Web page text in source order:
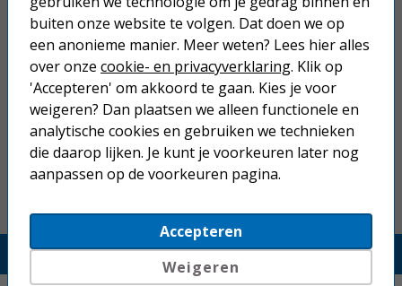
Op werkdagen voor 22:30 uur besteld, morgen in huis.
Superscherpe prijzen!
Niet goed geld terug.
Gratis verzending boven € 25,-
Betaal binnen 14 dagen na aankoop
Printerland.nl
buiten onze website te volgen. Dat doen we op
een anonieme manier. Meer weten? Lees hier alles
over onze cookie- en privacyverklaring. Klik op
'Accepteren' om akkoord te gaan. Kies je voor
weigeren? Dan plaatsen we alleen functionele en
analytische cookies en gebruiken we technieken
die daarop lijken. Je kunt je voorkeuren later nog
aanpassen op de voorkeuren pagina.
Accepteren
Weigeren